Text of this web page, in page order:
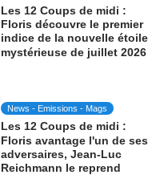
Les 12 Coups de midi :
Floris découvre le premier
indice de la nouvelle étoile
mystérieuse de juillet 2026
News - Emissions - Mags
Les 12 Coups de midi :
Floris avantage l'un de ses
adversaires, Jean-Luc
Reichmann le reprend